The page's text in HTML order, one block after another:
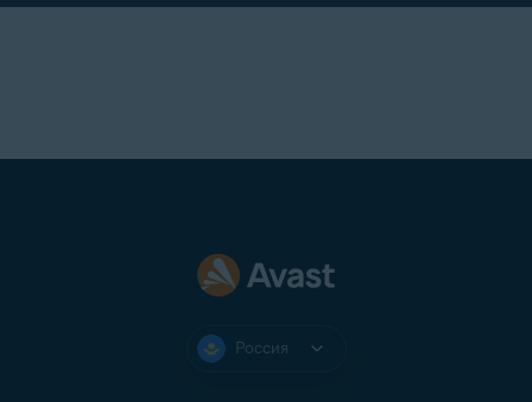
Россия